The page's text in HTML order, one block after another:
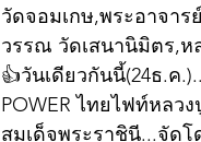
วัดจอมเกษ,พระอาจา
วรรณ วัดเสนานิมิตร,ห
👍วันเดียวกันนี้(24ธ.ค
POWER ไทยไฟท์หลว
สมเด็จพระราชินี...จัด